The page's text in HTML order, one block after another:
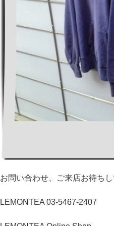
お問い合わせ、ご来店お待ち
LEMONTEA 03-5467-2407